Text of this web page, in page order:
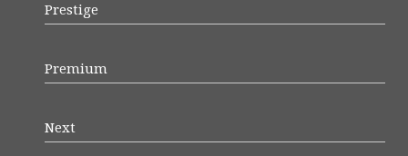
Prestige
Premium
Next